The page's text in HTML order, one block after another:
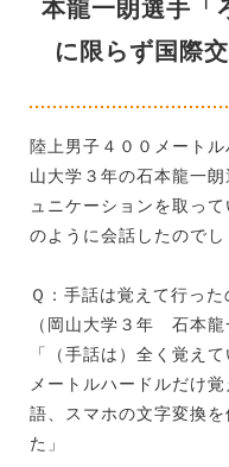
本龍一朗選手「
に限らず国際
陸上男子４００メート
山大学３年の石本龍一
ュニケーションを取っ
のように会話したのでし
Ｑ：手話は覚えて行った
（岡山大学３年 石本龍
「（手話は）全く覚え
メートルハードルだけ
語、スマホの文字変換
た」